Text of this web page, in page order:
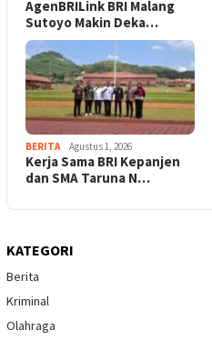
AgenBRILink BRI Malang
Sutoyo Makin Deka…
BERITA Agustus 1, 2026
Kerja Sama BRI Kepanjen
dan SMA Taruna N…
KATEGORI
Berita
Kriminal
Olahraga